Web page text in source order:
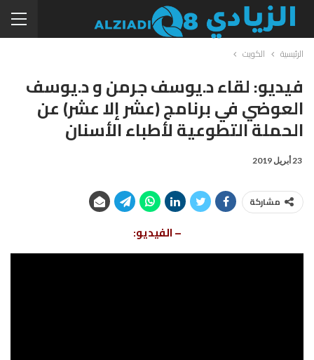
الرئيسية الكويت
فيديو: لقاء د.يوسف جرمن و د.يوسف
العوضي في برنامج (عشر إلا عشر) عن
الحملة التطوعية لأطباء الأسنان
23 أبريل 2019
مشاركة
– الفيديو: